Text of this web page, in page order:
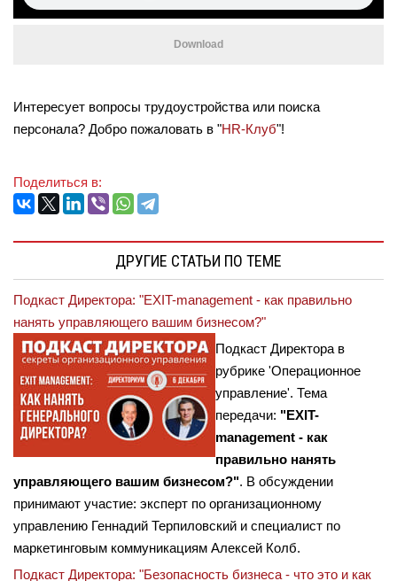
Download
Интересует вопросы трудоустройства или поиска
персонала? Добро пожаловать в "HR-Клуб"!
Поделиться в:
ДРУГИЕ СТАТЬИ ПО ТЕМЕ
Подкаст Директора: "EXIT-management - как правильно
нанять управляющего вашим бизнесом?"
Подкаст Директора в
рубрике 'Операционное
управление'. Тема
передачи: "EXIT-
management - как
правильно нанять
управляющего вашим бизнесом?". В обсуждении
принимают участие: эксперт по организационному
управлению Геннадий Терпиловский и специалист по
маркетинговым коммуникациям Алексей Колб.
Подкаст Директора: "Безопасность бизнеса - что это и как